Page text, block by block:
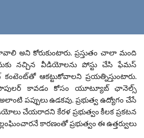
అని కోరుకుంటారు. ప్రస్తుతం చాలా మంది
నచ్చిన వీడియోలను పోస్టు చేసి ఫేమస్
ఆకట్టుకోవాలని ప్రయత్నిస్తుంటారు.
కావడం కోసం యూట్యూబ్ ఛానెల్స్
పప్పులు ఉడకవు. ప్రభుత్వ ఉద్యోగం చేసే
చేయరాదని కేరళ ప్రభుత్వం కీలక ప్రకటన
కారణంతో ప్రభుత్వం ఈ ఉత్తర్వులు